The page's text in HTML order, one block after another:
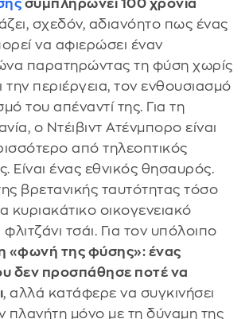
συμπληρώνει 100 χρόνια
σχεδόν, αδιανόητο πως ένας
να αφιερώσει έναν
παρατηρώντας τη φύση χωρίς
την περιέργεια, τον ενθουσιασμό
του απέναντί της. Για τη
ο Ντέιβιντ Ατένμπορο είναι
από τηλεοπτικός
Είναι ένας εθνικός θησαυρός.
βρετανικής ταυτότητας τόσο
κυριακάτικο οικογενειακό
τσάι. Για τον υπόλοιπο
η «φωνή της φύσης»: ένας
δεν προσπάθησε ποτέ να
, αλλά κατάφερε να συγκινήσει
πλανήτη μόνο με τη δύναμη της